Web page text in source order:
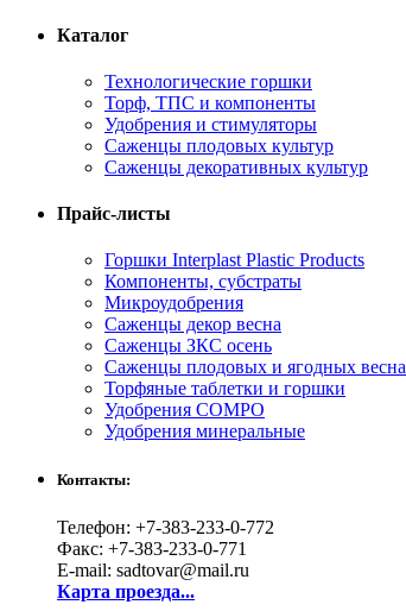
Каталог
Технологические горшки
Торф, ТПС и компоненты
Удобрения и стимуляторы
Саженцы плодовых культур
Саженцы декоративных культур
Прайс-листы
Горшки Interplast Plastic Products
Компоненты, субстраты
Микроудобрения
Саженцы декор весна
Саженцы ЗКС осень
Саженцы плодовых и ягодных весна
Торфяные таблетки и горшки
Удобрения COMPO
Удобрения минеральные
Контакты:
Телефон: +7-383-233-0-772
Факс: +7-383-233-0-771
E-mail: sadtovar@mail.ru
Карта проезда...